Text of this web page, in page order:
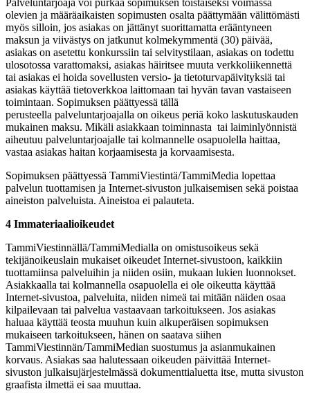
olevien ja määräaikaisten sopimusten osalta päättymään välittömästi
myös silloin, jos asiakas on jättänyt suorittamatta erääntyneen
maksun ja viivästys on jatkunut kolmekymmentä (30) päivää,
asiakas on asetettu konkurssiin tai selvitystilaan, asiakas on todettu
ulosotossa varattomaksi, asiakas häiritsee muuta verkkoliikennettä
tai asiakas ei hoida sovellusten versio- ja tietoturvapäivityksiä tai
asiakas käyttää tietoverkkoa laittomaan tai hyvän tavan vastaiseen
toimintaan. Sopimuksen päättyessä tällä
perusteella palveluntarjoajalla on oikeus periä koko laskutuskauden
mukainen maksu. Mikäli asiakkaan toiminnasta tai laiminlyönnistä
aiheutuu palveluntarjoajalle tai kolmannelle osapuolella haittaa,
vastaa asiakas haitan korjaamisesta ja korvaamisesta.
Sopimuksen päättyessä TammiViestintä/TammiMedia lopettaa
palvelun tuottamisen ja Internet-sivuston julkaisemisen sekä poistaa
aineiston palveluista. Aineistoa ei palauteta.
4 Immateriaalioikeudet
TammiViestinnällä/TammiMedialla on omistusoikeus sekä
tekijänoikeuslain mukaiset oikeudet Internet-sivustoon, kaikkiin
tuottamiinsa palveluihin ja niiden osiin, mukaan lukien luonnokset.
Asiakkaalla tai kolmannella osapuolella ei ole oikeutta käyttää
Internet-sivustoa, palveluita, niiden nimeä tai mitään näiden osaa
kilpailevaan tai palvelua vastaavaan tarkoitukseen. Jos asiakas
haluaa käyttää teosta muuhun kuin alkuperäisen sopimuksen
mukaiseen tarkoitukseen, hänen on saatava siihen
TammiViestinnän/TammiMedian suostumus ja asianmukainen
korvaus. Asiakas saa halutessaan oikeuden päivittää Internet-
sivuston julkaisujärjestelmässä dokumenttialuetta itse, mutta sivuston
graafista ilmettä ei saa muuttaa.